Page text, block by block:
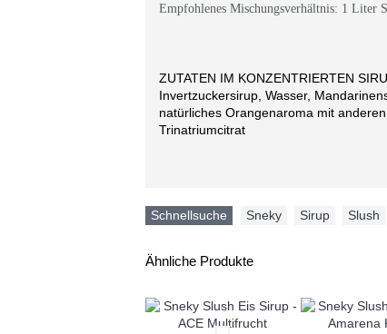
Empfohlenes Mischungsverhältnis: 1 Liter
ZUTATEN IM KONZENTRIERTEN
Invertzuckersirup, Wasser,
natürliches Orangenaroma mit
Trinatriumcitrat
Schnellsuche Sneky Sirup Slush
Ähnliche Produkte